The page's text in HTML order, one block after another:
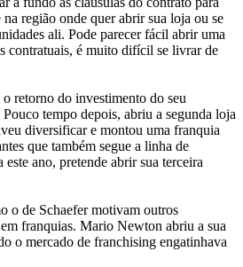
região onde quer abrir sua loja ou se
ali. Pode parecer fácil abrir uma
contratuais, é muito difícil se livrar de
retorno do investimento do seu
tempo depois, abriu a segunda loja
diversificar e montou uma franquia
que também segue a linha de
este ano, pretende abrir sua terceira
o de Schaefer motivam outros
franquias. Mario Newton abriu a sua
o mercado de franchising engatinhava